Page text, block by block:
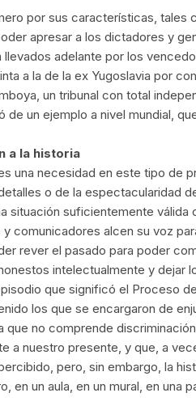
por sus características, tales
apresar a los dictadores y
llevados adelante por los
a la de la ex Yugoslavia por
un tribunal con total
de un ejemplo a nivel mundial,
a la historia
una necesidad en este tipo de
o de la espectacularidad
situación suficientemente válida
comunicadores alcen su voz
rever el pasado para poder
intelectualmente y dejar
que significó el Proceso
los que se encargaron de
no comprende
a nuestro presente, y que, a
pero, sin embargo, la
en un aula, en un mural, en una